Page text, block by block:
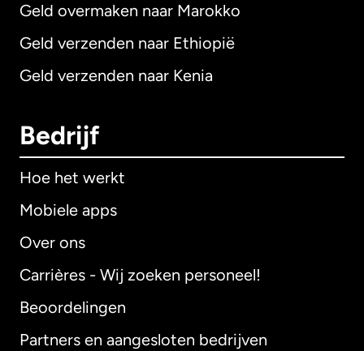
Geld overmaken naar Marokko
Geld verzenden naar Ethiopië
Geld verzenden naar Kenia
Bedrijf
Hoe het werkt
Mobiele apps
Over ons
Carrières - Wij zoeken personeel!
Beoordelingen
Partners en aangesloten bedrijven